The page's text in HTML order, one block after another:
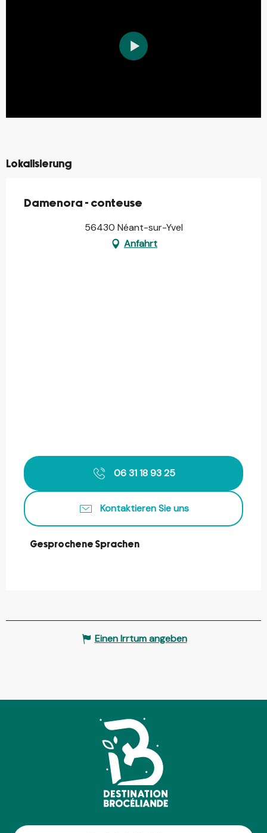
©
Lokalisierung
Damenora - conteuse
56430 Néant-sur-Yvel
Anfahrt
06 31 18 93 25
Kontaktieren Sie uns
Gesprochene Sprachen
Gesprochene Sprachen
Einen Irrtum angeben